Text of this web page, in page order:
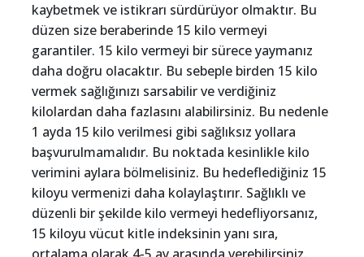
kaybetmek ve istikrarı sürdürüyor olmaktır. Bu
düzen size beraberinde 15 kilo vermeyi
garantiler. 15 kilo vermeyi bir sürece yaymanız
daha doğru olacaktır. Bu sebeple birden 15 kilo
vermek sağlığınızı sarsabilir ve verdiğiniz
kilolardan daha fazlasını alabilirsiniz. Bu nedenle
1 ayda 15 kilo verilmesi gibi sağlıksız yollara
başvurulmamalıdır. Bu noktada kesinlikle kilo
verimini aylara bölmelisiniz. Bu hedeflediğiniz 15
kiloyu vermenizi daha kolaylaştırır. Sağlıklı ve
düzenli bir şekilde kilo vermeyi hedefliyorsanız,
15 kiloyu vücut kitle indeksinin yanı sıra,